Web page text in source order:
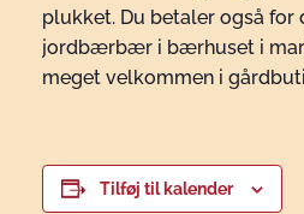
plukket. Du betaler også for
jordbærbær i bærhuset i
meget velkommen i
Tilføj til kalender